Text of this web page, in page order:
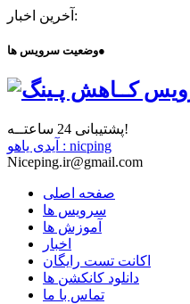
آخرین اخبار:
وضعیت سرویس ها●
پشتیبانی 24 ساعتــه!
آیدی یاهو : nicping
Niceping.ir@gmail.com
صفحه اصلی
سرویس ها
آموزش ها
اخبار
اکانت تست رایگان
دانلود کانکشن ها
تماس با ما